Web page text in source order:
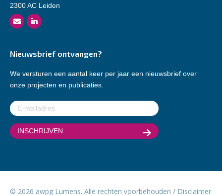
2300 AC Leiden
Nieuwsbrief ontvangen?
We versturen een aantal keer per jaar een nieuwsbrief over
onze projecten en publicaties.
E-
mailadres(Vereist)
© 2026 awpg Lumens. Alle rechten voorbehouden / Disclaimer